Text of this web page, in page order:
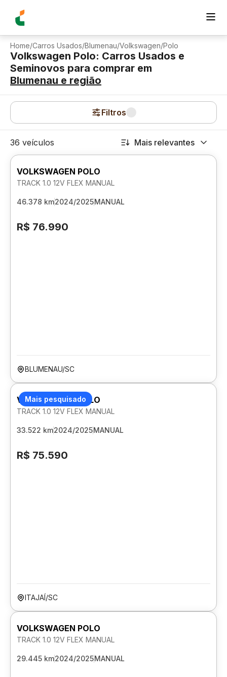
Home/Carros Usados/Blumenau/Volkswagen/Polo
Volkswagen Polo: Carros Usados e
Seminovos para comprar em
Blumenau e região
Filtros
36 veículos Mais relevantes
VOLKSWAGEN POLO
TRACK 1.0 12V FLEX MANUAL
46.378 km2024/2025MANUAL
R$ 76.990
BLUMENAU/SC
Mais pesquisado
VOLKSWAGEN POLO
TRACK 1.0 12V FLEX MANUAL
33.522 km2024/2025MANUAL
R$ 75.590
ITAJAÍ/SC
VOLKSWAGEN POLO
TRACK 1.0 12V FLEX MANUAL
29.445 km2024/2025MANUAL